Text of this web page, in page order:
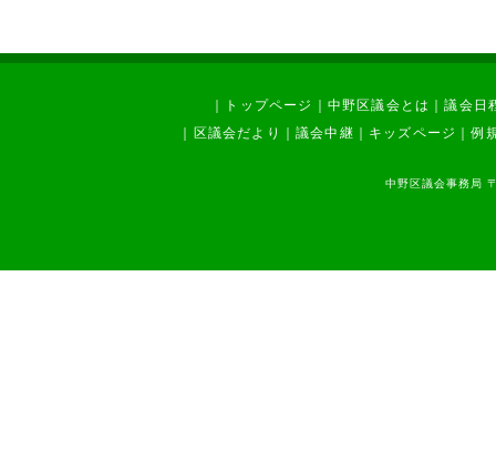
トップページ 中野区議会とは ｜議会日
区議会だより ｜議会中継 キッズページ ｜例
中野区議会事務局